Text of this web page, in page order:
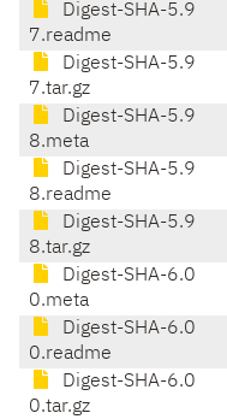
Digest-SHA-5.9
7.readme
Digest-SHA-5.9
7.tar.gz
Digest-SHA-5.9
8.meta
Digest-SHA-5.9
8.readme
Digest-SHA-5.9
8.tar.gz
Digest-SHA-6.0
0.meta
Digest-SHA-6.0
0.readme
Digest-SHA-6.0
0.tar.gz